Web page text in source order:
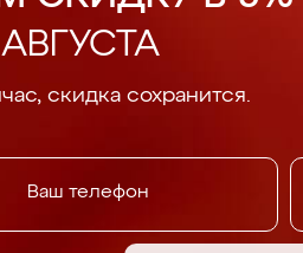
скидка сохранится.